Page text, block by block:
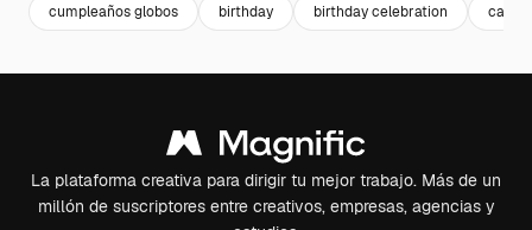
cumpleaños globos birthday birthday celebration cartel
La plataforma creativa para dirigir tu mejor trabajo. Más de un
millón de suscriptores entre creativos, empresas, agencias y